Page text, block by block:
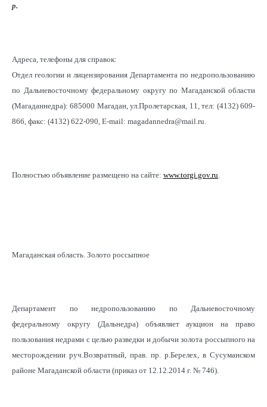
р.
Адреса, телефоны для справок:
Отдел геологии и лицензирования Департамента по недропользованию
по Дальневосточному федеральному округу по Магаданской области
(Магаданнедра): 685000 Магадан, ул.Пролетарская, 11, тел: (4132) 609-
866, факс: (4132) 622-090, E-mail: magadannedra@mail.ru.
Полностью объявление размещено на сайте: www.torgi.gov.ru
Магаданская область. Золото россыпное
Департамент по недропользованию по Дальневосточному
федеральному округу (Дальнедра) объявляет аукцион на право
пользования недрами с целью разведки и добычи золота россыпного на
месторождении руч.Возвратный, прав. пр. р.Берелех, в Сусуманском
районе Магаданской области (приказ от 12.12.2014 г. № 746).